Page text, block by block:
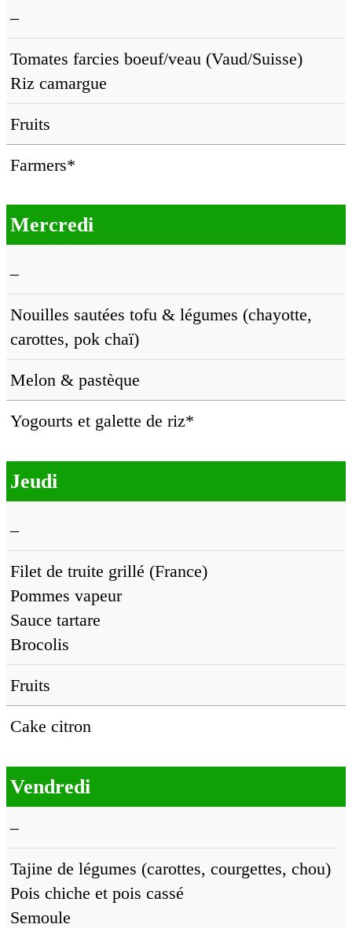
–
Tomates farcies boeuf/veau (Vaud/Suisse)
Riz camargue
Fruits
Farmers*
Mercredi
–
Nouilles sautées tofu & légumes (chayotte,
carottes, pok chaï)
Melon & pastèque
Yogourts et galette de riz*
Jeudi
–
Filet de truite grillé (France)
Pommes vapeur
Sauce tartare
Brocolis
Fruits
Cake citron
Vendredi
–
Tajine de légumes (carottes, courgettes, chou)
Pois chiche et pois cassé
Semoule